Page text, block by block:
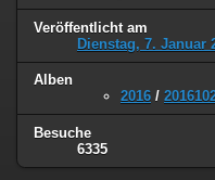
Veröffentlicht am
Dienstag, 7. Januar
Alben
2016 /
Besuche
6335